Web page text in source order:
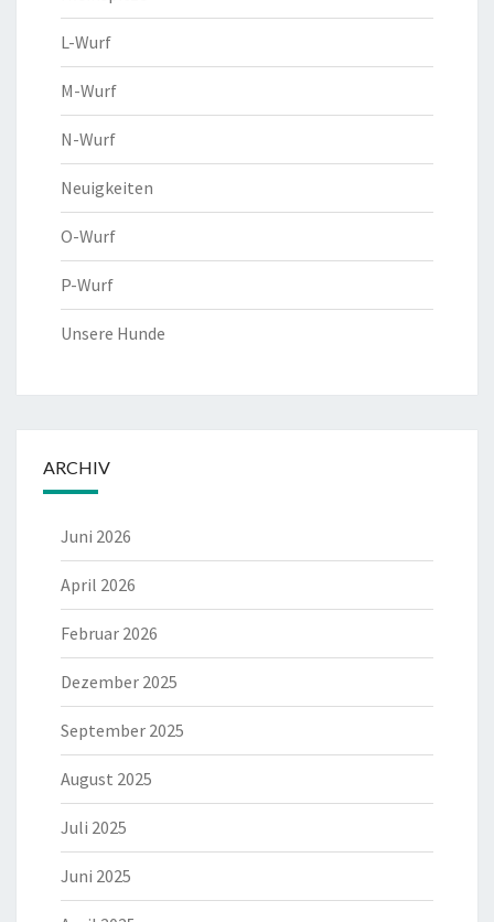
L-Wurf
M-Wurf
N-Wurf
Neuigkeiten
O-Wurf
P-Wurf
Unsere Hunde
ARCHIV
Juni 2026
April 2026
Februar 2026
Dezember 2025
September 2025
August 2025
Juli 2025
Juni 2025